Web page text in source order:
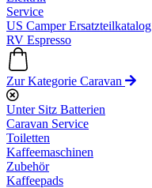
Service
US Camper Ersatzteilkatalog
RV Espresso
Zur Kategorie Caravan
Unter Sitz Batterien
Caravan Service
Toiletten
Kaffeemaschinen
Zubehör
Kaffeepads